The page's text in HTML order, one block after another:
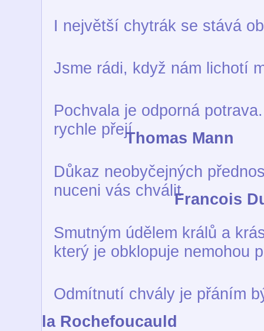
I největší chytrák se stává
Jsme rádi, když nám lichotí
Pochvala je odporná
rychle přejíThomas Mann
Důkaz neobyčejných
nuceni vás chválitFrancois
Smutným údělem králů a
který je obklopuje nemohou
Odmítnutí chvály je přáním
la Rochefoucauld